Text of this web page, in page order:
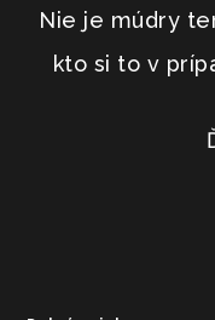
Nie je múdry
kto si to v